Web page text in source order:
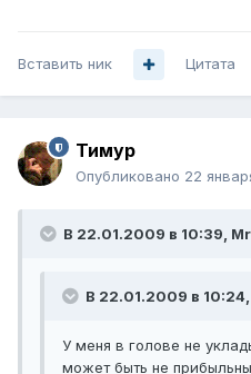
Вставить ник Цитата
Тимур
Опубликовано 22
В 22.01.2009 в 10:39,
В 22.01.2009 в
У меня в голове не
может быть не